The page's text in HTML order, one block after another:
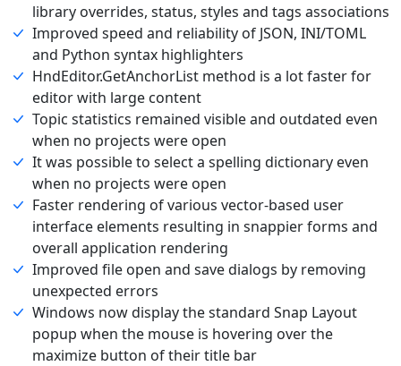
library overrides, status, styles and tags associations
Improved speed and reliability of JSON, INI/TOML
and Python syntax highlighters
HndEditor.GetAnchorList method is a lot faster for
editor with large content
Topic statistics remained visible and outdated even
when no projects were open
It was possible to select a spelling dictionary even
when no projects were open
Faster rendering of various vector-based user
interface elements resulting in snappier forms and
overall application rendering
Improved file open and save dialogs by removing
unexpected errors
Windows now display the standard Snap Layout
popup when the mouse is hovering over the
maximize button of their title bar